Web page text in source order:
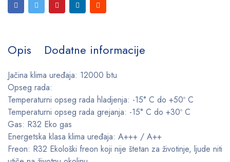
Opis Dodatne informacije
Jačina klima uređaja: 12000 btu
Opseg rada:
Temperaturni opseg rada hladjenja: -15° C do +50º C
Temperaturni opseg rada grejanja: -15° C do +30º C
Gas: R32 Eko gas
Energetska klasa klima uređaja: A+++ / A++
Freon: R32 Ekološki freon koji nije štetan za životinje, ljude niti